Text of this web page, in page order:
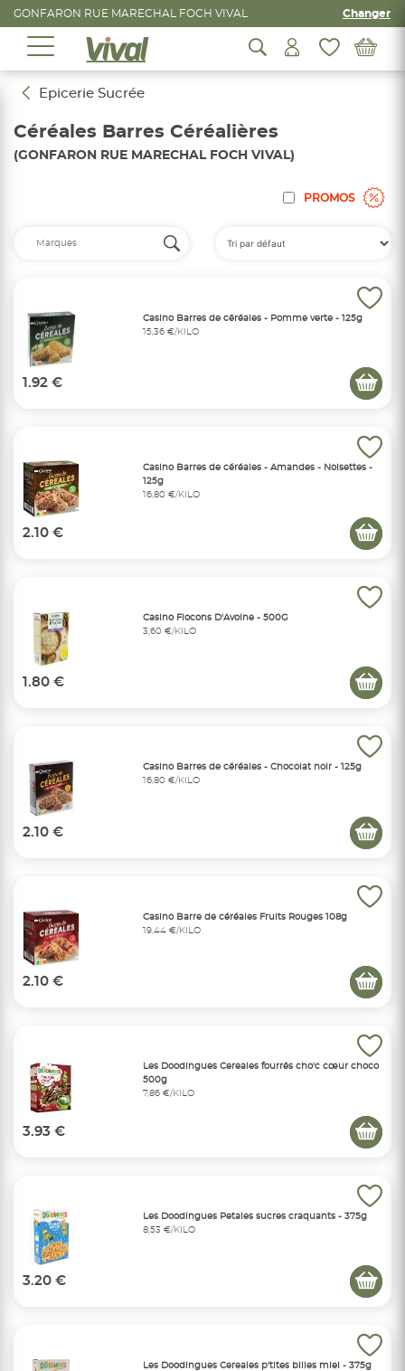
GONFARON RUE MARECHAL FOCH VIVAL Changer
Epicerie Sucrée
Céréales Barres Céréalières
(GONFARON RUE MARECHAL FOCH VIVAL)
PROMOS
Casino Barres de céréales - Pomme verte - 125g
15,36 €/KILO
1.92 €
Casino Barres de céréales - Amandes - Noisettes -
125g
16,80 €/KILO
2.10 €
Casino Flocons D'Avoine - 500G
3,60 €/KILO
1.80 €
Casino Barres de céréales - Chocolat noir - 125g
16,80 €/KILO
2.10 €
Casino Barre de céréales Fruits Rouges 108g
19,44 €/KILO
2.10 €
Les Doodingues Cereales fourrés cho'c cœur choco
500g
7,86 €/KILO
3.93 €
Les Doodingues Petales sucres craquants - 375g
8,53 €/KILO
3.20 €
Les Doodingues Cereales p'tites billes miel - 375g